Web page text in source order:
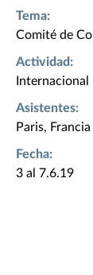
Tema:
Comité de
Actividad:
Internacional
Asistentes:
Paris, Francia
Fecha:
3 al 7.6.19